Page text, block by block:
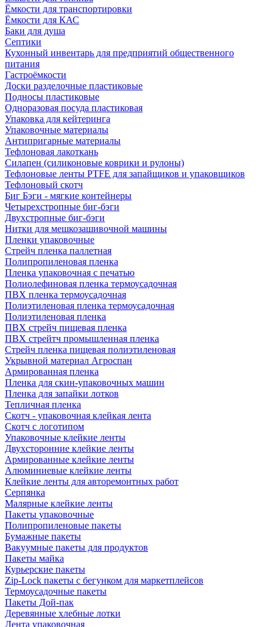
Ёмкости для транспортировки
Ёмкости для КАС
Баки для душа
Септики
Кухонный инвентарь для предприятий общественного
питания
Гастроёмкости
Доски разделочные пластиковые
Подносы пластиковые
Одноразовая посуда пластиковая
Упаковка для кейтеринга
Упаковочные материалы
Антипригарные материалы
Тефлоновая лакоткань
Силапен (силиконовые коврики и рулоны)
Тефлоновые ленты PTFE для запайщиков и упаковщиков
Тефлоновый скотч
Биг Бэги - мягкие контейнеры
Четырехстропные биг-бэги
Двухстропные биг-бэги
Нитки для мешкозашивочной машины
Пленки упаковочные
Стрейч пленка паллетная
Полипропиленовая пленка
Пленка упаковочная с печатью
Полиолефиновая пленка термоусадочная
ПВХ пленка термоусадочная
Полиэтиленовая пленка термоусадочная
Полиэтиленовая пленка
ПВХ стрейч пищевая пленка
ПВХ стрейтч промышленная пленка
Стрейч пленка пищевая полиэтиленовая
Укрывной материал Агроспан
Армированная пленка
Пленка для скин-упаковочных машин
Пленка для запайки лотков
Тепличная пленка
Скотч - упаковочная клейкая лента
Скотч с логотипом
Упаковочные клейкие ленты
Двухсторонние клейкие ленты
Армированные клейкие ленты
Алюминиевые клейкие ленты
Клейкие ленты для авторемонтных работ
Серпянка
Малярные клейкие ленты
Пакеты упаковочные
Полипропиленовые пакеты
Бумажные пакеты
Вакуумные пакеты для продуктов
Пакеты майка
Курьерские пакеты
Zip-Lock пакеты с бегунком для маркетплейсов
Термоусадочные пакеты
Пакеты Дой-пак
Деревянные хлебные лотки
Лента упаковочная